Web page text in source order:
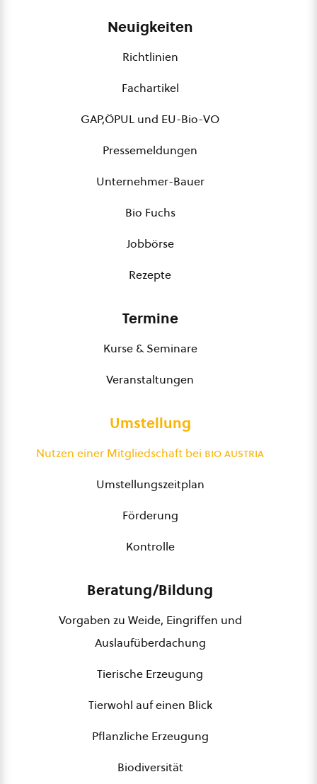
Neuigkeiten
Richtlinien
Fachartikel
GAP,ÖPUL und EU-Bio-VO
Pressemeldungen
Unternehmer-Bauer
Bio Fuchs
Jobbörse
Rezepte
Termine
Kurse & Seminare
Veranstaltungen
Umstellung
Nutzen einer Mitgliedschaft bei bio austria
Umstellungszeitplan
Förderung
Kontrolle
Beratung/Bildung
Vorgaben zu Weide, Eingriffen und
Auslaufüberdachung
Tierische Erzeugung
Tierwohl auf einen Blick
Pflanzliche Erzeugung
Biodiversität